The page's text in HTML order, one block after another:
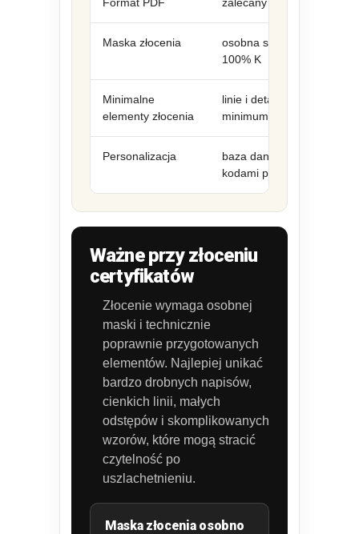
Maska złocenia
osobna strona, warstwa
100% K
Minimalne
elementy złocenia
linie i detale najlepiej nie
minimum 8 pkt
Personalizacja
baza danych z imionami,
kodami przygotowana w
Ważne przy złoceniu
certyfikatów
Złocenie wymaga osobnej
maski i technicznie
poprawnie przygotowanych
elementów. Najlepiej unikać
bardzo drobnych napisów,
cienkich linii, małych
odstępów i skomplikowanych
wzorów, które mogą stracić
czytelność po
uszlachetnieniu.
Maska złocenia osobno